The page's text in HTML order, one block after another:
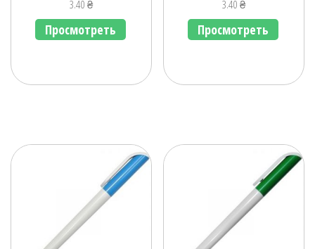
3.40₴
Просмотреть
3.40₴
Просмотреть